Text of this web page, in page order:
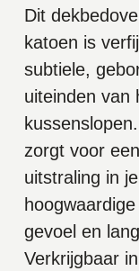
Dit
katoen is
subtiele,
uiteinden van
zorgt voor
uitstraling in
gevoel en
Verkrijgbaar